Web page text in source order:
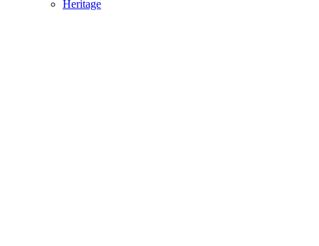
Heritage